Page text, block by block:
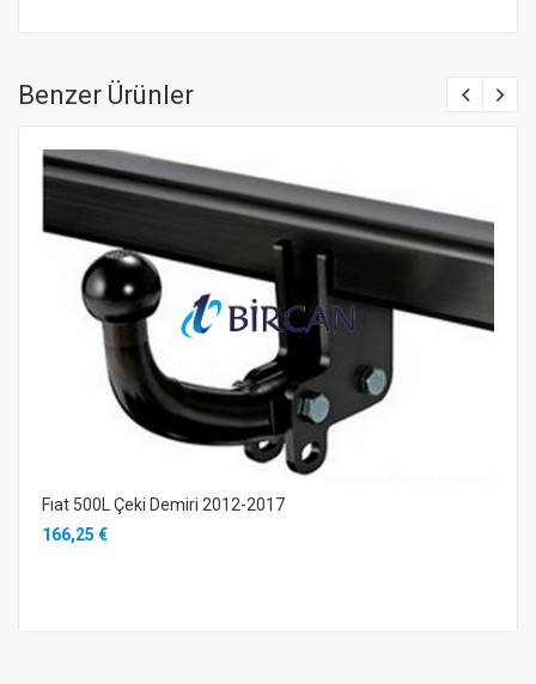
Benzer Ürünler
Fıat 500L Çeki Demiri 2012-2017
166,25 €